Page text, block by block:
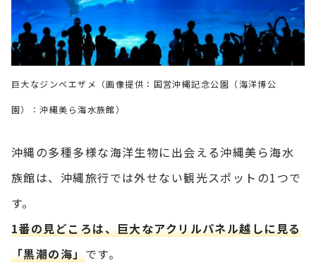
巨大なジンベエザメ（画像提供：国営沖縄記念公園（海洋博公
園）：沖縄美ら海水族館）
沖縄の多種多様な海洋生物に出会える沖縄美ら海水
族館は、沖縄旅行では外せない観光スポットの1つで
す。
1番の見どころは、巨大なアクリルパネル越しに見る
「黒潮の海」です。